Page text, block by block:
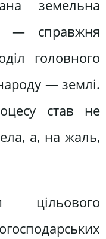
земельна
— справжня
головного
— землі.
став не
а, на жаль,
цільового